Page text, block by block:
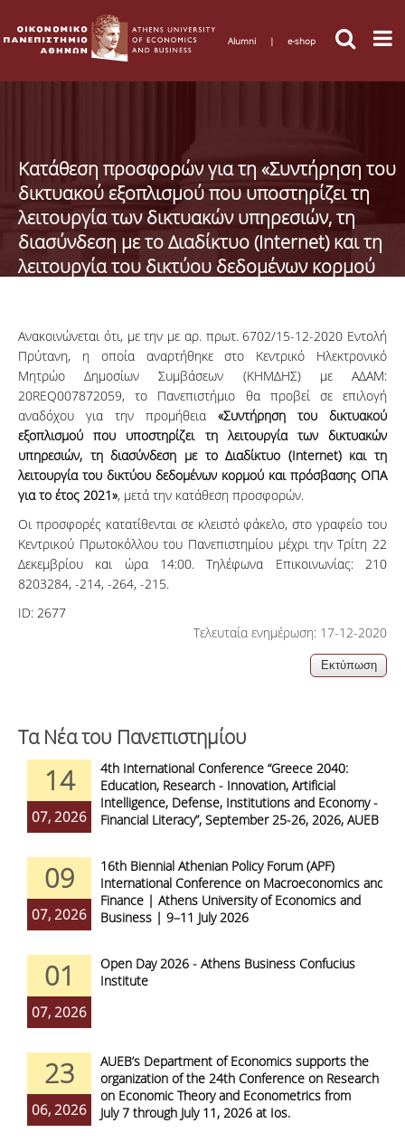
Alumni | e-shop
Κατάθεση προσφορών για τη «Συντήρηση του
δικτυακού εξοπλισμού που υποστηρίζει τη
λειτουργία των δικτυακών υπηρεσιών, τη
διασύνδεση με το Διαδίκτυο (Internet) και τη
λειτουργία του δικτύου δεδομένων κορμού
Ανακοινώνεται ότι, με την με αρ. πρωτ. 6702/15-12-2020 Εντολή
Πρύτανη, η οποία αναρτήθηκε στο Κεντρικό Ηλεκτρονικό
Μητρώο Δημοσίων Συμβάσεων (ΚΗΜΔΗΣ) με ΑΔΑΜ:
20REQ007872059, το Πανεπιστήμιο θα προβεί σε επιλογή
αναδόχου για την προμήθεια «Συντήρηση του δικτυακού
εξοπλισμού που υποστηρίζει τη λειτουργία των δικτυακών
υπηρεσιών, τη διασύνδεση με το Διαδίκτυο (Internet) και τη
λειτουργία του δικτύου δεδομένων κορμού και πρόσβασης ΟΠΑ
για το έτος 2021», μετά την κατάθεση προσφορών.
Οι προσφορές κατατίθενται σε κλειστό φάκελο, στο γραφείο του
Κεντρικού Πρωτοκόλλου του Πανεπιστημίου μέχρι την Τρίτη 22
Δεκεμβρίου και ώρα 14:00. Τηλέφωνα Επικοινωνίας: 210
8203284, -214, -264, -215.
ID: 2677
Τελευταία ενημέρωση: 17-12-2020
Τα Νέα του Πανεπιστημίου
14
07, 2026
4th International Conference “Greece 2040:
Education, Research - Innovation, Artificial
Intelligence, Defense, Institutions and Economy -
Financial Literacy”, September 25-26, 2026, AUEB
09
07, 2026
16th Biennial Athenian Policy Forum (APF)
International Conference on Macroeconomics and
Finance | Athens University of Economics and
Business | 9–11 July 2026
01
07, 2026
Open Day 2026 - Athens Business Confucius
Institute
23
06, 2026
AUEB’s Department of Economics supports the
organization of the 24th Conference on Research
on Economic Theory and Econometrics from
July 7 through July 11, 2026 at Ios.